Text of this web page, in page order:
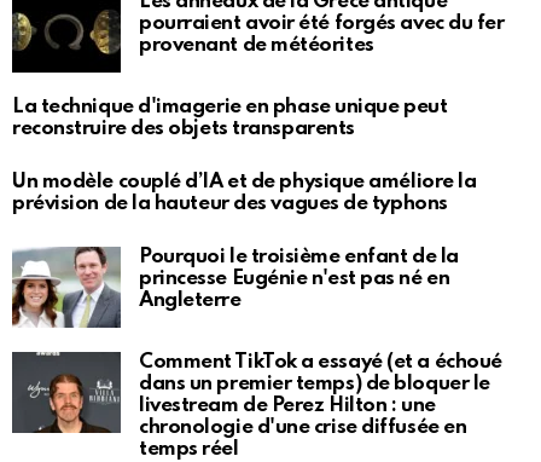
pourraient avoir été forgés avec du fer
provenant de météorites
La technique d'imagerie en phase unique peut
reconstruire des objets transparents
Un modèle couplé d’IA et de physique améliore la
prévision de la hauteur des vagues de typhons
Pourquoi le troisième enfant de la
princesse Eugénie n'est pas né en
Angleterre
Comment TikTok a essayé (et a échoué
dans un premier temps) de bloquer le
livestream de Perez Hilton : une
chronologie d'une crise diffusée en
temps réel